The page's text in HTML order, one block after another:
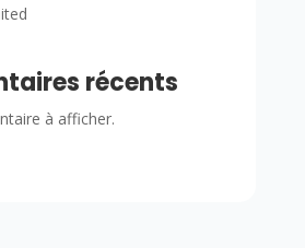
récents
à afficher.